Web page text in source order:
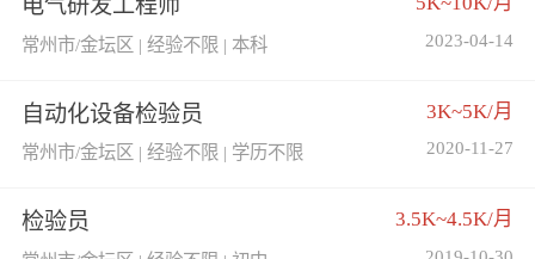
电气研发工程师
常州市/金坛区 | 经验不限 | 本科 2023-04-14
自动化设备检验员 3K~5K/月
常州市/金坛区 | 经验不限 | 学历不限 2020-11-27
检验员 3.5K~4.5K/月